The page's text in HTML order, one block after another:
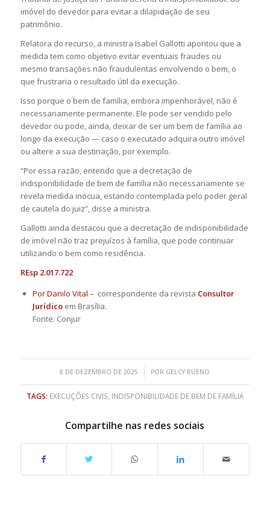
imóvel do devedor para evitar a dilapidação de seu
patrimônio.
Relatora do recurso, a ministra Isabel Gallotti apontou que a
medida tem como objetivo evitar eventuais fraudes ou
mesmo transações não fraudulentas envolvendo o bem, o
que frustraria o resultado útil da execução.
Isso porque o bem de família, embora impenhorável, não é
necessariamente permanente. Ele pode ser vendido pelo
devedor ou pode, ainda, deixar de ser um bem de família ao
longo da execução — caso o executado adquira outro imóvel
ou altere a sua destinação, por exemplo.
“Por essa razão, entendo que a decretação de
indisponibilidade de bem de família não necessariamente se
revela medida inócua, estando contemplada pelo poder geral
de cautela do juiz”, disse a ministra.
Gallotti ainda destacou que a decretação de indisponibilidade
de imóvel não traz prejuízos à família, que pode continuar
utilizando o bem como residência.
REsp 2.017.722
Por Danilo Vital – correspondente da revista Consultor
Jurídicoem Brasília.
Fonte: Conjur
8 DE DEZEMBRO DE 2025
/ POR GELCY BUENO
TAGS: EXECUÇÕES CIVIS, INDISPONIBILIDADE DE BEM DE FAMÍLIA
Compartilhe nas redes sociais